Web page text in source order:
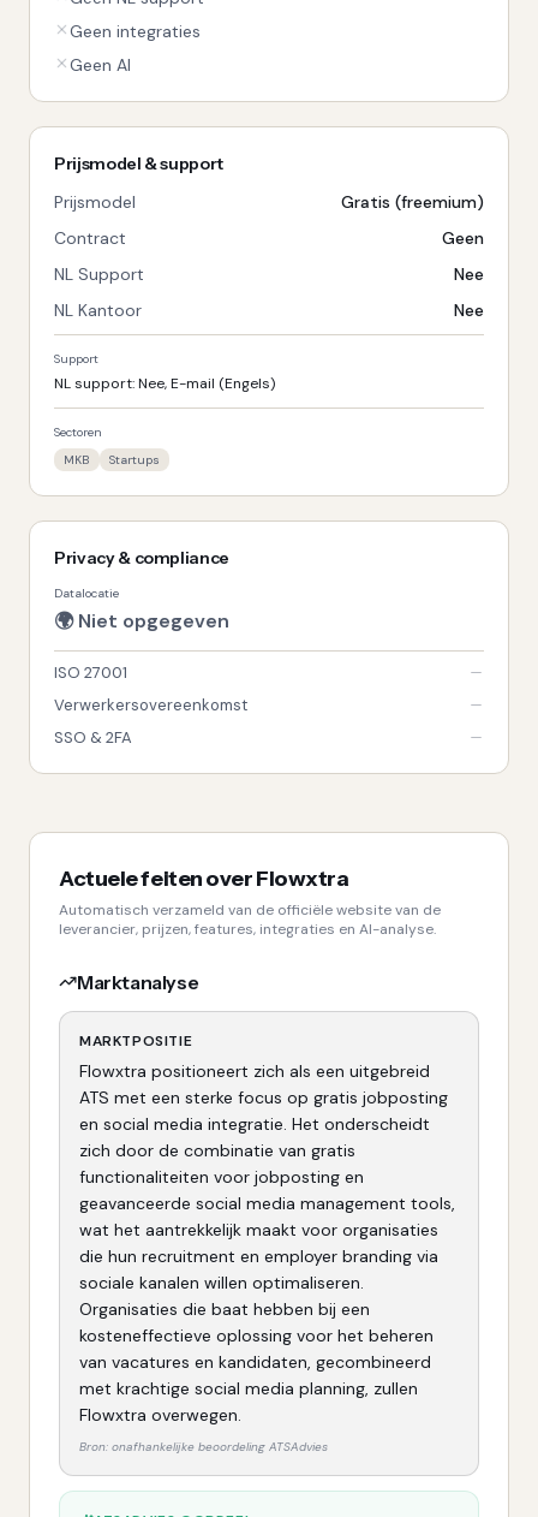
Geen integraties
Geen AI
Prijsmodel & support
Prijsmodel
Gratis (freemium)
Contract
Geen
NL Support
Nee
NL Kantoor
Nee
Support
NL support: Nee, E-mail (Engels)
Sectoren
MKB
Startups
Privacy & compliance
Datalocatie
🌍 Niet opgegeven
ISO 27001
Verwerkersovereenkomst
SSO & 2FA
Actuele feiten overFlowxtra
Automatisch verzameld van de officiële website van de
leverancier, prijzen, features, integraties en AI-analyse.
Marktanalyse
MARKTPOSITIE
Flowxtra positioneert zich als een uitgebreid
ATS met een sterke focus op gratis jobposting
en social media integratie. Het onderscheidt
zich door de combinatie van gratis
functionaliteiten voor jobposting en
geavanceerde social media management tools,
wat het aantrekkelijk maakt voor organisaties
die hun recruitment en employer branding via
sociale kanalen willen optimaliseren.
Organisaties die baat hebben bij een
kosteneffectieve oplossing voor het beheren
van vacatures en kandidaten, gecombineerd
met krachtige social media planning, zullen
Flowxtra overwegen.
Bron: onafhankelijke beoordeling ATSAdvies